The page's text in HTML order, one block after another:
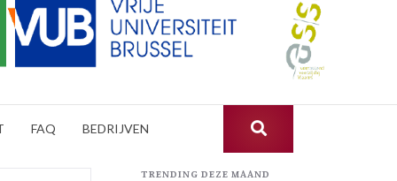
FAQ BEDRIJVEN
TRENDING DEZE MAAND